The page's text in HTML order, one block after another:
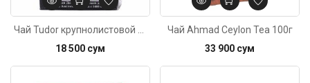
18 500 сум
Чай Ahmad Ceylon Tea 100г
33 900 сум